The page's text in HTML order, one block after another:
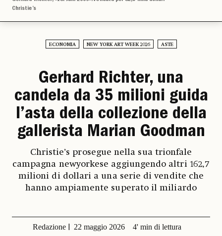
Christie’s
ECONOMIA NEW YORK ART WEEK 2026 ASTE
Gerhard Richter, una
candela da 35 milioni guida
l’asta della collezione della
gallerista Marian Goodman
Christie’s prosegue nella sua trionfale
campagna newyorkese aggiungendo altri 162,7
milioni di dollari a una serie di vendite che
hanno ampiamente superato il miliardo
Redazione 22 maggio 2026 4' min di lettura